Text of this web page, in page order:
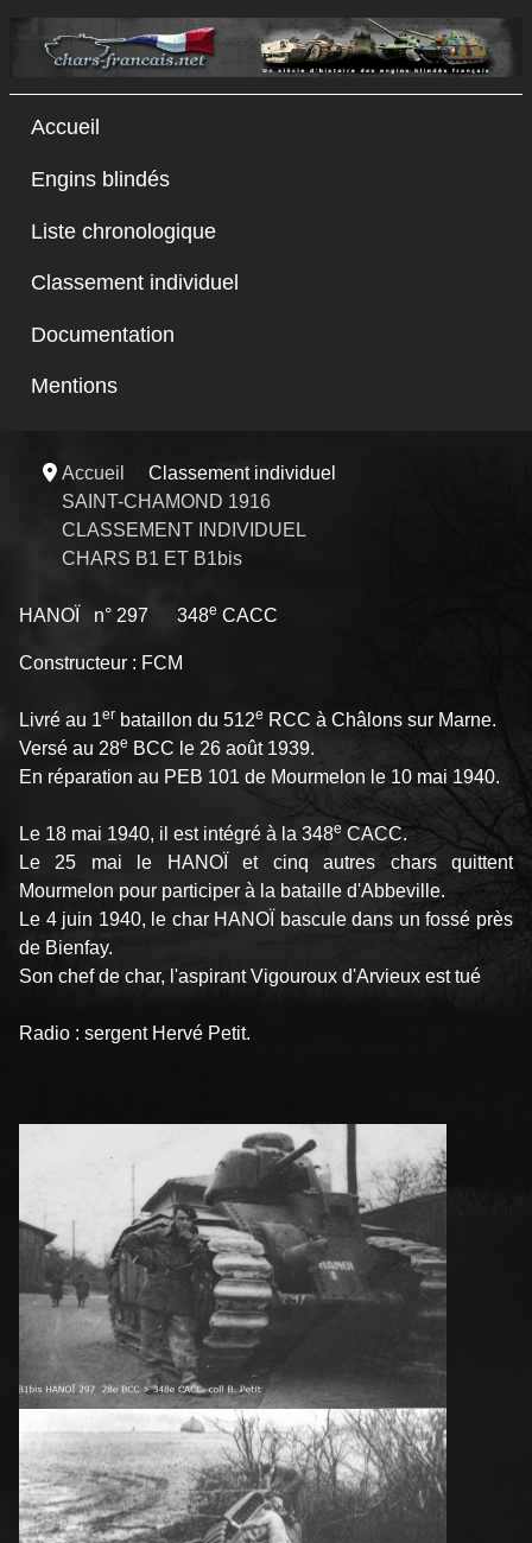
Accueil
Engins blindés
Liste chronologique
Classement individuel
Documentation
Mentions
Accueil
Classement individuel
SAINT-CHAMOND 1916
CLASSEMENT INDIVIDUEL
CHARS B1 ET B1bis
HANOÏ n° 297 348e CACC
Constructeur : FCM
Livré au 1er bataillon du 512e RCC à Châlons sur Marne.
Versé au 28e BCC le 26 août 1939.
En réparation au PEB 101 de Mourmelon le 10 mai 1940.
Le 18 mai 1940, il est intégré à la 348e CACC.
Le 25 mai le HANOÏ et cinq autres chars quittent
Mourmelon pour participer à la bataille d'Abbeville.
Le 4 juin 1940, le char HANOÏ bascule dans un fossé près
de Bienfay.
Son chef de char, l'aspirant Vigouroux d'Arvieux est tué
Radio : sergent Hervé Petit.